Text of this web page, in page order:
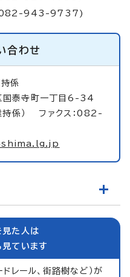
082-943-9737)
合わせ
係
泰寺町一丁目6-34
係） ファクス：082-
見た人は
見ています
レール、街路樹など）が